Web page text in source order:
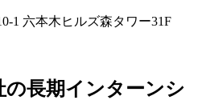
1 六本木ヒルズ森タワー31F
の長期インターンシ